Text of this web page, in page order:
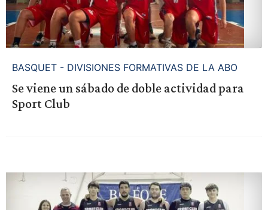
BASQUET - DIVISIONES FORMATIVAS DE LA ABO
Se viene un sábado de doble actividad para
Sport Club